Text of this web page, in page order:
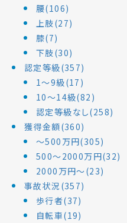
腰(106)
上肢(27)
膝(7)
下肢(30)
認定等級(357)
1～9級(17)
10～14級(82)
認定等級なし(258)
獲得金額(360)
～500万円(305)
500～2000万円(32)
2000万円～(23)
事故状況(357)
歩行者(37)
自転車(19)